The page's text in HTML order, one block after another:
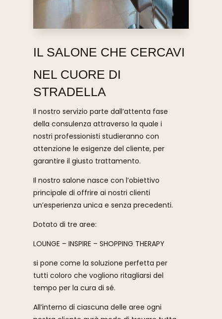
IL SALONE CHE CERCAVI
NEL CUORE DI
STRADELLA
Il nostro servizio parte dall’attenta fase
della consulenza attraverso la quale i
nostri professionisti studieranno con
attenzione le esigenze del cliente, per
garantire il giusto trattamento.
Il nostro salone nasce con l’obiettivo
principale di offrire ai nostri clienti
un’esperienza unica e senza precedenti.
Dotato di tre aree:
LOUNGE – INSPIRE – SHOPPING THERAPY
si pone come la soluzione perfetta per
tutti coloro che vogliono ritagliarsi del
tempo per la cura di sé.
All’interno di ciascuna delle aree ogni